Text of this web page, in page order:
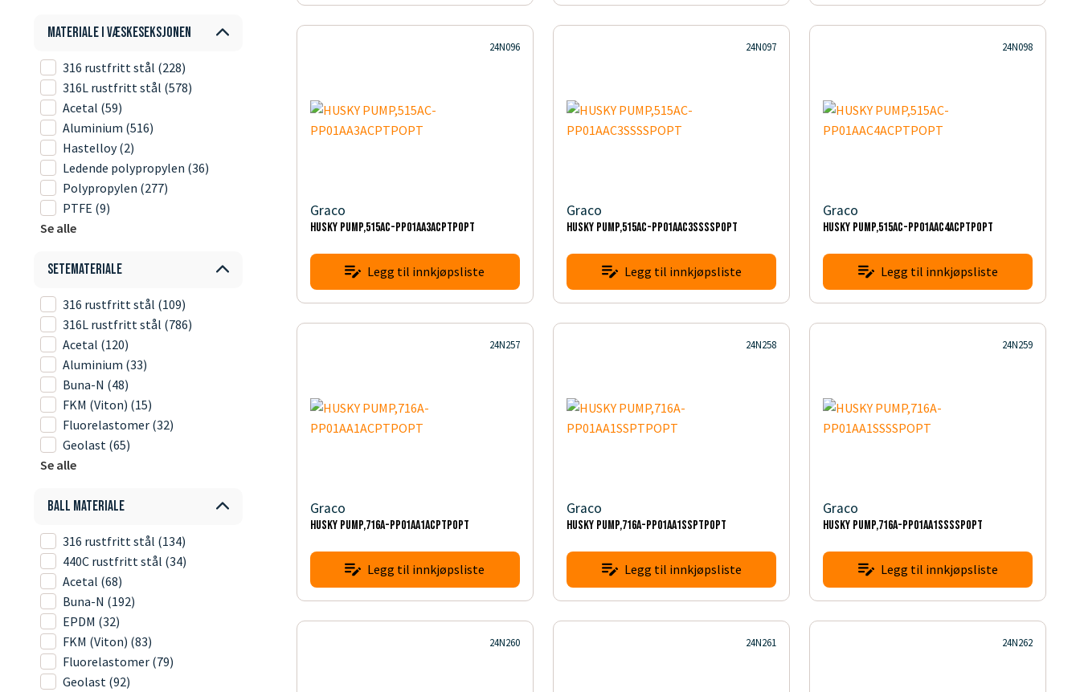
Materiale i væskeseksjonen
316 rustfritt stål (228)
316L rustfritt stål (578)
Acetal (59)
Aluminium (516)
Hastelloy (2)
Ledende polypropylen (36)
Polypropylen (277)
PTFE (9)
Se alle
Setemateriale
316 rustfritt stål (109)
316L rustfritt stål (786)
Acetal (120)
Aluminium (33)
Buna-N (48)
FKM (Viton) (15)
Fluorelastomer (32)
Geolast (65)
Se alle
Ball materiale
316 rustfritt stål (134)
440C rustfritt stål (34)
Acetal (68)
Buna-N (192)
EPDM (32)
FKM (Viton) (83)
Fluorelastomer (79)
Geolast (92)
24N096
Graco
HUSKY PUMP,515AC-PP01AA3ACPTPOPT
Legg til innkjøpsliste
24N097
Graco
HUSKY PUMP,515AC-PP01AAC3SSSSPOPT
Legg til innkjøpsliste
24N098
Graco
HUSKY PUMP,515AC-PP01AAC4ACPTPOPT
Legg til innkjøpsliste
24N257
Graco
HUSKY PUMP,716A-PP01AA1ACPTPOPT
Legg til innkjøpsliste
24N258
Graco
HUSKY PUMP,716A-PP01AA1SSPTPOPT
Legg til innkjøpsliste
24N259
Graco
HUSKY PUMP,716A-PP01AA1SSSSPOPT
Legg til innkjøpsliste
24N260 24N261 24N262